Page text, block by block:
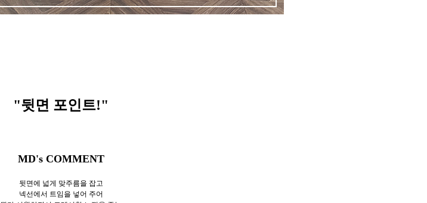
"뒷면 포인트!"
MD's COMMENT
뒷면에 넓게 맞주름을 잡고
넥선에서 트임을 넣어 주어